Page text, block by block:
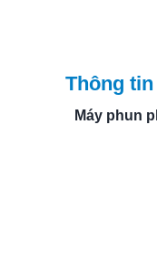
Thông
Máy phun